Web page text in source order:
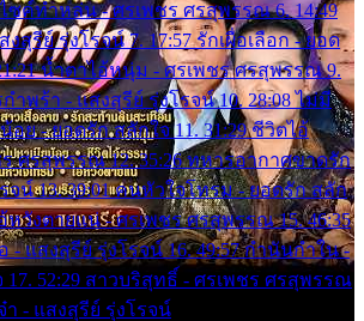
ไซค์ทำหล่น - ศรเพชร ศรสุพรรณ 6. 14:49
งสุรีย์ รุ่งโรจน์ 7. 17:57 รักเผื่อเลือก - ยอด
น้ำตาไอ้หนุ่ม - ศรเพชร ศรสุพรรณ 9.
ำพร้า - แสงสุรีย์ รุ่งโรจน์ 10. 28:08 ไม่มี
อย - ยอดรัก สลักใจ 11. 31:29 ชีวิตไอ้
ศรสุพรรณ 12. 35:26 ทหารอากาศขาดรัก
จน์ 13. 39:01 คนหัวใจโทรม - ยอดรัก สลัก
อ้หวังตายแน่ - ศรเพชร ศรสุพรรณ 15. 46:35
- แสงสุรีย์ รุ่งโรจน์ 16. 49:57 กำนันกำใน -
17. 52:29 สาวบริสุทธิ์ - ศรเพชร ศรสุพรรณ
า - แสงสุรีย์ รุ่งโรจน์